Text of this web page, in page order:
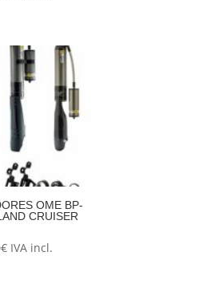
desde
137,94€
hasta
2.151,38€
OME BP-
CRUISER
€Rango
IVA incl.